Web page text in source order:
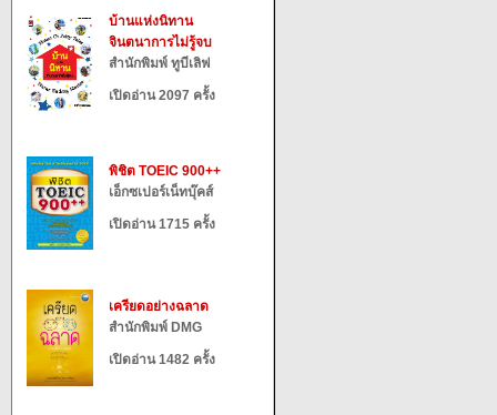
บ้านแห่งนิทาน
จินตนาการไม่รู้จบ
สำนักพิมพ์ ทูบีเลิฟ
เปิดอ่าน 2097 ครั้ง
พิชิต TOEIC 900++
เอ็กซเปอร์เน็ทบุ๊คส์
เปิดอ่าน 1715 ครั้ง
เครียดอย่างฉลาด
สำนักพิมพ์ DMG
เปิดอ่าน 1482 ครั้ง